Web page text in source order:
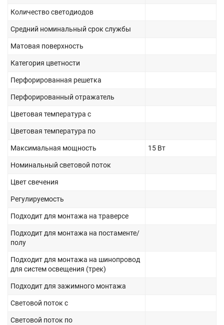
Количество светодиодов
Средний номинальный срок службы
Матовая поверхность
Категория цветности
Перфорированная решетка
Перфорированный отражатель
Цветовая температура с
Цветовая температура по
Максимальная мощность 15 Вт
Номинальный световой поток
Цвет свечения
Регулируемость
Подходит для монтажа на траверсе
Подходит для монтажа на постаменте/
полу
Подходит для монтажа на шинопровод
для систем освещения (трек)
Подходит для зажимного монтажа
Световой поток с
Световой поток по